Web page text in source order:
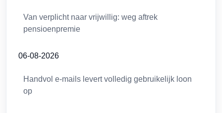
Van verplicht naar vrijwillig: weg aftrek
pensioenpremie
06-08-2026
Handvol e-mails levert volledig gebruikelijk loon
op